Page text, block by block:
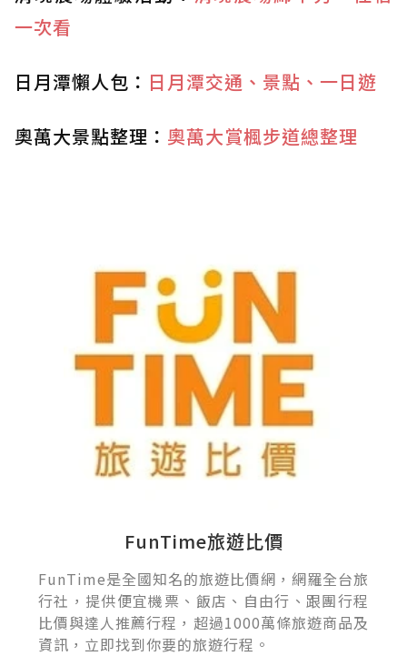
一次看
日月潭懶人包： 日月潭交通、景點、一日遊
奧萬大景點整理： 奧萬大賞楓步道總整理
FunTime旅遊比價
FunTime是全國知名的旅遊比價網，網羅全台旅
行社，提供便宜機票、飯店、自由行、跟團行程
比價與達人推薦行程，超過1000萬條旅遊商品及
資訊，立即找到你要的旅遊行程。